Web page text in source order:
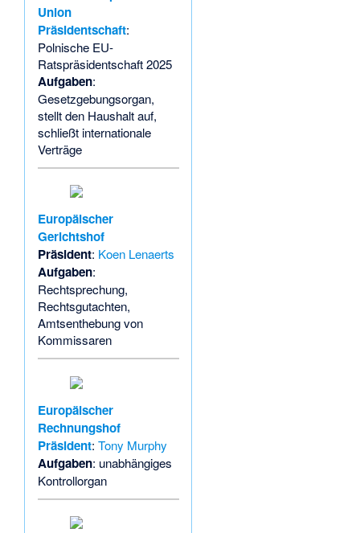
Union
Präsidentschaft:
Polnische EU-
Ratspräsidentschaft 2025
Aufgaben:
Gesetzgebungsorgan,
stellt den Haushalt auf,
schließt internationale
Verträge
Europäischer
Gerichtshof
Präsident: Koen Lenaerts
Aufgaben:
Rechtsprechung,
Rechtsgutachten,
Amtsenthebung von
Kommissaren
Europäischer
Rechnungshof
Präsident: Tony Murphy
Aufgaben: unabhängiges
Kontrollorgan